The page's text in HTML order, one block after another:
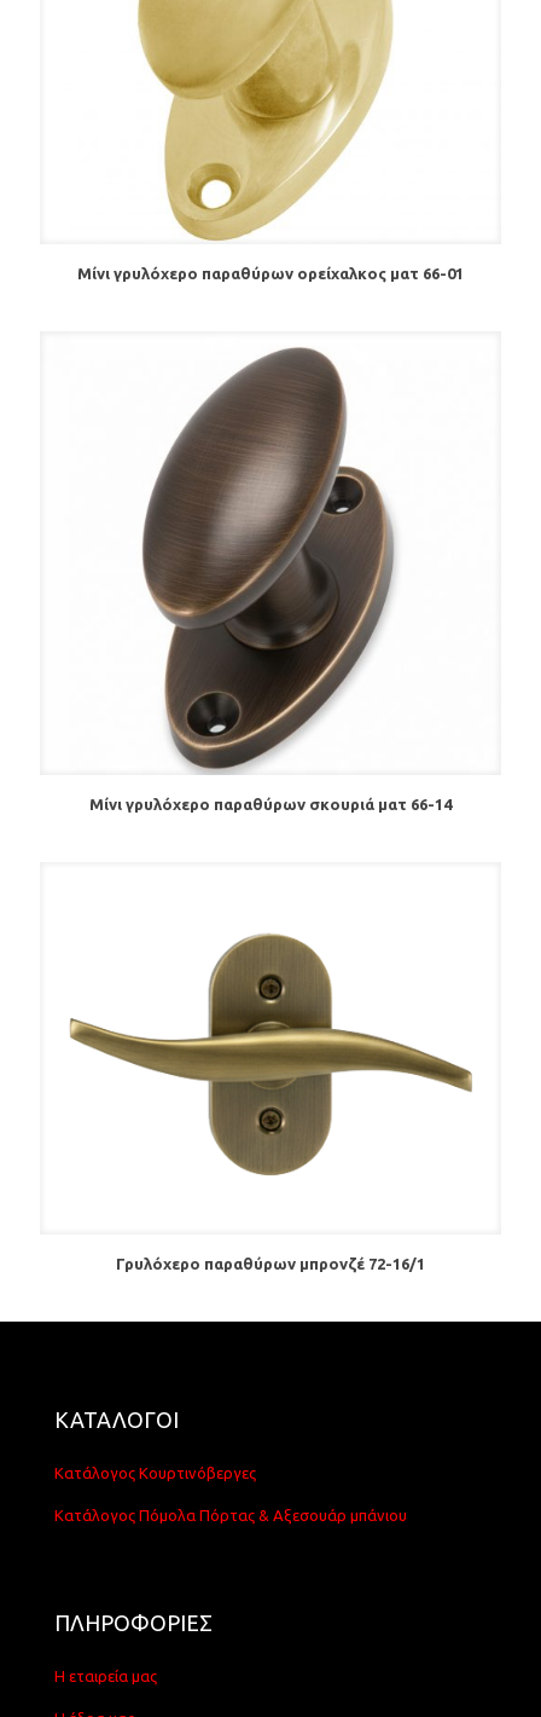
Μίνι γρυλόχερο παραθύρων ορείχαλκος ματ 66-01
Μίνι γρυλόχερο παραθύρων σκουριά ματ 66-14
Γρυλόχερο παραθύρων μπρονζέ 72-16/1
ΚΑΤΑΛΟΓΟΙ
Κατάλογος Κουρτινόβεργες
Κατάλογος Πόμολα Πόρτας & Αξεσουάρ μπάνιου
ΠΛΗΡΟΦΟΡΙΕΣ
Η εταιρεία μας